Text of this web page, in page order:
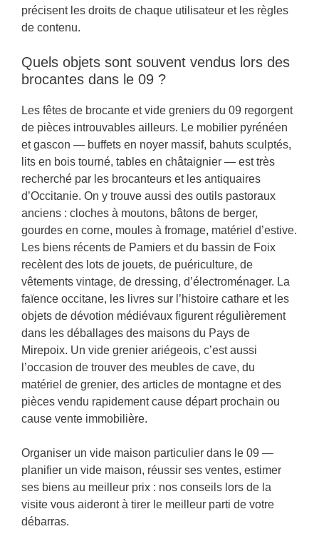
précisent les droits de chaque utilisateur et les règles
de contenu.
Quels objets sont souvent vendus lors des
brocantes dans le 09 ?
Les fêtes de brocante et vide greniers du 09 regorgent
de pièces introuvables ailleurs. Le mobilier pyrénéen
et gascon — buffets en noyer massif, bahuts sculptés,
lits en bois tourné, tables en châtaignier — est très
recherché par les brocanteurs et les antiquaires
d’Occitanie. On y trouve aussi des outils pastoraux
anciens : cloches à moutons, bâtons de berger,
gourdes en corne, moules à fromage, matériel d’estive.
Les biens récents de Pamiers et du bassin de Foix
recèlent des lots de jouets, de puériculture, de
vêtements vintage, de dressing, d’électroménager. La
faïence occitane, les livres sur l’histoire cathare et les
objets de dévotion médiévaux figurent régulièrement
dans les déballages des maisons du Pays de
Mirepoix. Un vide grenier ariégeois, c’est aussi
l’occasion de trouver des meubles de cave, du
matériel de grenier, des articles de montagne et des
pièces vendu rapidement cause départ prochain ou
cause vente immobilière.
Organiser un vide maison particulier dans le 09 —
planifier un vide maison, réussir ses ventes, estimer
ses biens au meilleur prix : nos conseils lors de la
visite vous aideront à tirer le meilleur parti de votre
débarras.